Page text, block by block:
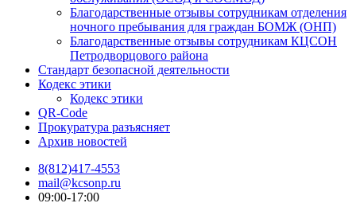
Благодарственные отзывы сотрудникам отделения
ночного пребывания для граждан БОМЖ (ОНП)
Благодарственные отзывы сотрудникам КЦСОН
Петродворцового района
Стандарт безопасной деятельности
Кодекс этики
Кодекс этики
QR-Code
Прокуратура разъясняет
Архив новостей
8(812)417-4553
mail@kcsonp.ru
09:00-17:00